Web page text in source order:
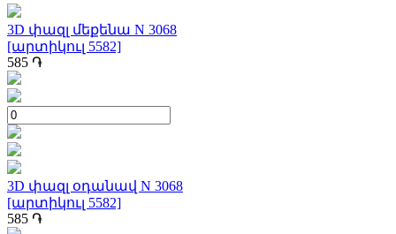
3D փազլ մեքենա N 3068
[արտիկուլ 5582]
585 ֏
3D փազլ օդանավ N 3068
[արտիկուլ 5582]
585 ֏